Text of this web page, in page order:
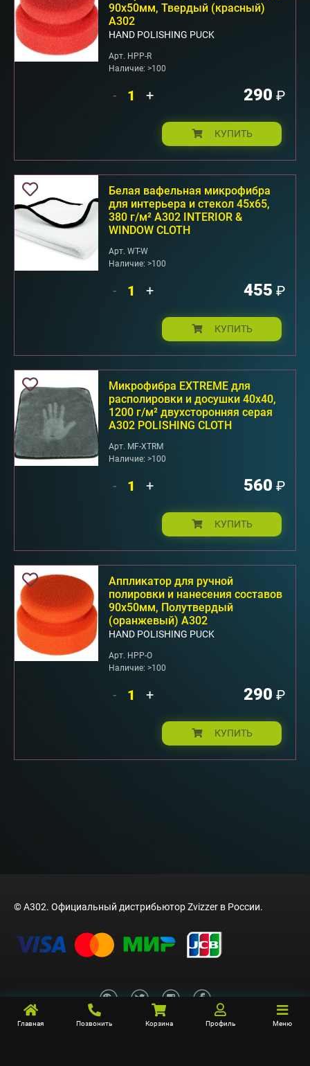
Главная Позвонить Профиль
Корзина Меню
90x50мм, Твердый (красный)
А302
HAND POLISHING PUCK
Арт. HPP-R
Наличие: >100
- + 290 ₽
КУПИТЬ
Белая вафельная микрофибра
для интерьера и стекол 45x65,
380 г/м² А302 INTERIOR &
WINDOW CLOTH
Арт. WT-W
Наличие: >100
- + 455 ₽
КУПИТЬ
Микрофибра EXTREME для
располировки и досушки 40x40,
1200 г/м² двухсторонняя серая
А302 POLISHING CLOTH
Арт. MF-XTRM
Наличие: >100
- + 560 ₽
КУПИТЬ
Аппликатор для ручной
полировки и нанесения составов
90x50мм, Полутвердый
(оранжевый) А302
HAND POLISHING PUCK
Арт. HPP-O
Наличие: >100
- + 290 ₽
КУПИТЬ
© A302. Официальный дистрибьютор Zvizzer в России.